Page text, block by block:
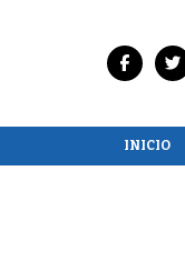
INICIO